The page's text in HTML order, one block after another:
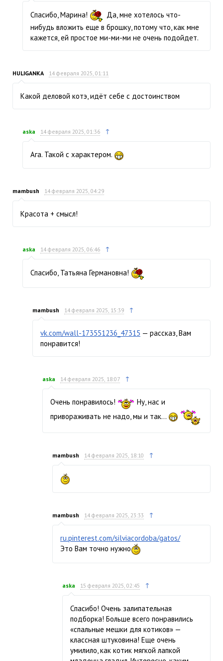
Спасибо, Марина!
Да, мне хотелось что-
нибудь вложить еще в брошку, потому что, как мне
кажется, ей простое ми-ми-ми не очень подойдет.
HULIGANKA 14 февраля 2025, 01:11
Какой деловой котэ, идёт себе с достоинством
aska 14 февраля 2025, 01:36 ↑
Ага. Такой с характером.
mambush 14 февраля 2025, 04:29
Красота + смысл!
aska 14 февраля 2025, 06:46 ↑
Спасибо, Татьяна Германовна!
mambush 14 февраля 2025, 15:39 ↑
vk.com/wall-173551236_47315 — рассказ, Вам
понравится!
aska 14 февраля 2025, 18:07 ↑
Очень понравилось!
Ну, нас и
привораживать не надо, мы и так…
mambush 14 февраля 2025, 18:10 ↑
mambush 14 февраля 2025, 23:33 ↑
ru.pinterest.com/silviacordoba/gatos/
Это Вам точно нужно
aska 15 февраля 2025, 02:45 ↑
Спасибо! Очень залипательная
подборка! Больше всего понравились
«спальные мешки для котиков» —
классная штуковина! Еще очень
умилило, как котик мягкой лапкой